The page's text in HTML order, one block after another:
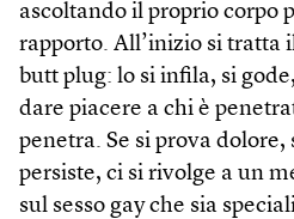
ascoltando il proprio corpo
rapporto. All’inizio si tratta
butt plug: lo si infila, si
dare piacere a chi è
penetra. Se si prova dolore,
persiste, ci si rivolge a un
sul sesso gay che sia